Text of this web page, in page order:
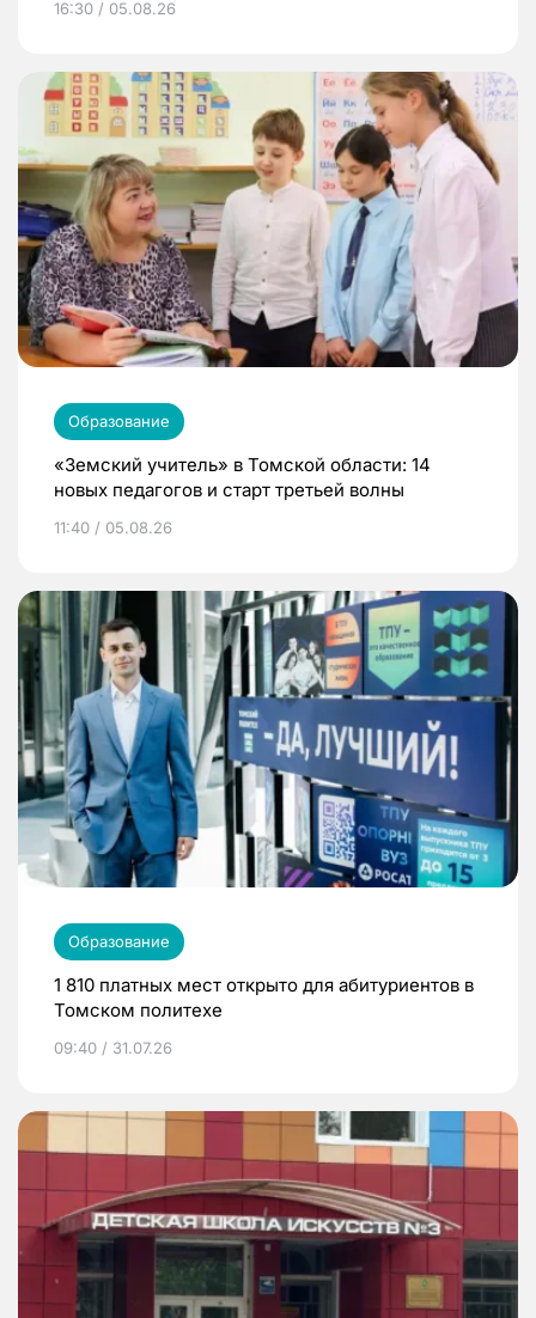
16:30 / 05.08.26
Образование
«Земский учитель» в Томской области: 14
новых педагогов и старт третьей волны
11:40 / 05.08.26
Образование
1 810 платных мест открыто для абитуриентов в
Томском политехе
09:40 / 31.07.26